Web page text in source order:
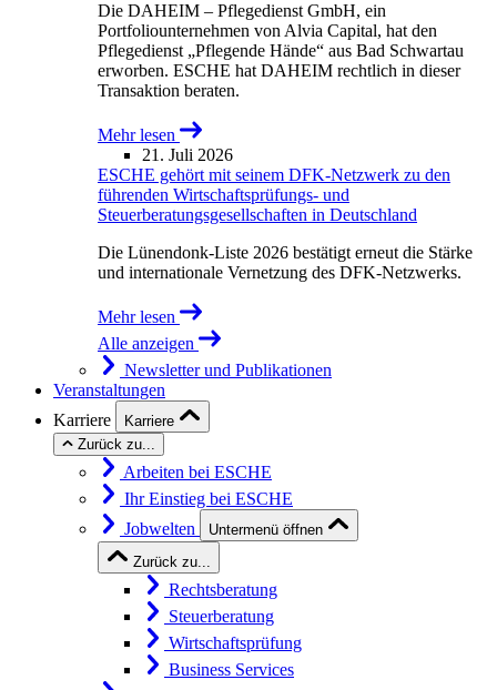
Die DAHEIM – Pflegedienst GmbH, ein
Portfoliounternehmen von Alvia Capital, hat den
Pflegedienst „Pflegende Hände“ aus Bad Schwartau
erworben. ESCHE hat DAHEIM rechtlich in dieser
Transaktion beraten.
Mehr lesen
21. Juli 2026
ESCHE gehört mit seinem DFK-Netzwerk zu den
führenden Wirtschaftsprüfungs- und
Steuerberatungsgesellschaften in Deutschland
Die Lünendonk-Liste 2026 bestätigt erneut die Stärke
und internationale Vernetzung des DFK-Netzwerks.
Mehr lesen
Alle anzeigen
Newsletter und Publikationen
Veranstaltungen
Karriere
Karriere
Zurück zu...
Arbeiten bei ESCHE
Ihr Einstieg bei ESCHE
Jobwelten
Untermenü öffnen
Zurück zu...
Rechtsberatung
Steuerberatung
Wirtschaftsprüfung
Business Services